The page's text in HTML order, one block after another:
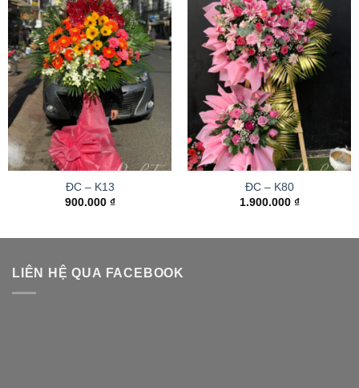
ĐC – K13
900.000 ₫
ĐC – K80
1.900.000 ₫
LIÊN HỆ QUA FACEBOOK